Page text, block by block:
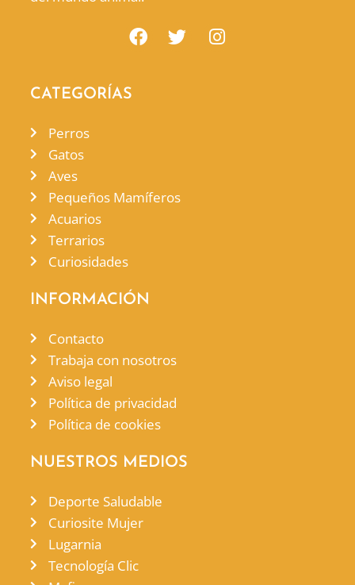
CATEGORÍAS
Perros
Gatos
Aves
Pequeños Mamíferos
Acuarios
Terrarios
Curiosidades
INFORMACIÓN
Contacto
Trabaja con nosotros
Aviso legal
Política de privacidad
Política de cookies
NUESTROS MEDIOS
Deporte Saludable
Curiosite Mujer
Lugarnia
Tecnología Clic